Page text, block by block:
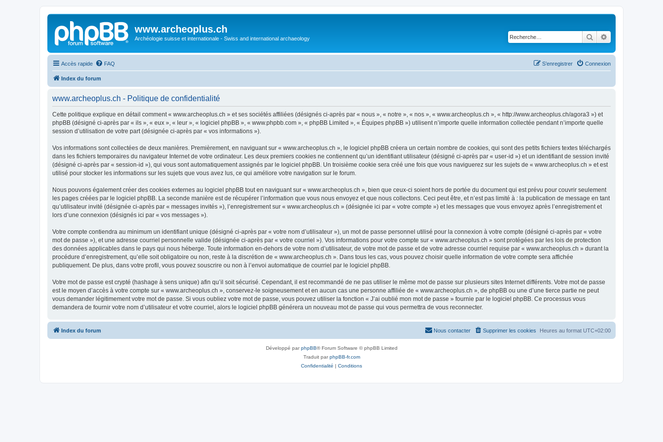
www.archeoplus.ch
Archéologie suisse et internationale - Swiss and international archaeology Rechercher
Accès rapide FAQ Connexion
S’enregistrer
Index du forum
www.archeoplus.ch - Politique de confidentialité
Cette politique explique en détail comment « www.archeoplus.ch » et ses sociétés affiliées (désignés ci-après par « nous », « notre », « nos », « www.archeoplus.ch », « http://www.archeoplus.ch/agora3 ») et
phpBB (désigné ci-après par « ils », « eux », « leur », « logiciel phpBB », « www.phpbb.com », « phpBB Limited », « Équipes phpBB ») utilisent n’importe quelle information collectée pendant n’importe quelle
session d’utilisation de votre part (désignée ci-après par « vos informations »).
Vos informations sont collectées de deux manières. Premièrement, en naviguant sur « www.archeoplus.ch », le logiciel phpBB créera un certain nombre de cookies, qui sont des petits fichiers textes téléchargés
dans les fichiers temporaires du navigateur Internet de votre ordinateur. Les deux premiers cookies ne contiennent qu’un identifiant utilisateur (désigné ci-après par « user-id ») et un identifiant de session invité
(désigné ci-après par « session-id »), qui vous sont automatiquement assignés par le logiciel phpBB. Un troisième cookie sera créé une fois que vous naviguerez sur les sujets de « www.archeoplus.ch » et est
utilisé pour stocker les informations sur les sujets que vous avez lus, ce qui améliore votre navigation sur le forum.
Nous pouvons également créer des cookies externes au logiciel phpBB tout en naviguant sur « www.archeoplus.ch », bien que ceux-ci soient hors de portée du document qui est prévu pour couvrir seulement
les pages créées par le logiciel phpBB. La seconde manière est de récupérer l’information que vous nous envoyez et que nous collectons. Ceci peut être, et n’est pas limité à : la publication de message en tant
qu’utilisateur invité (désignée ci-après par « messages invités »), l’enregistrement sur « www.archeoplus.ch » (désignée ici par « votre compte ») et les messages que vous envoyez après l’enregistrement et
lors d’une connexion (désignés ici par « vos messages »).
Votre compte contiendra au minimum un identifiant unique (désigné ci-après par « votre nom d’utilisateur »), un mot de passe personnel utilisé pour la connexion à votre compte (désigné ci-après par « votre
mot de passe »), et une adresse courriel personnelle valide (désignée ci-après par « votre courriel »). Vos informations pour votre compte sur « www.archeoplus.ch » sont protégées par les lois de protection
des données applicables dans le pays qui nous héberge. Toute information en-dehors de votre nom d’utilisateur, de votre mot de passe et de votre adresse courriel requise par « www.archeoplus.ch » durant la
procédure d’enregistrement, qu’elle soit obligatoire ou non, reste à la discrétion de « www.archeoplus.ch ». Dans tous les cas, vous pouvez choisir quelle information de votre compte sera affichée
publiquement. De plus, dans votre profil, vous pouvez souscrire ou non à l’envoi automatique de courriel par le logiciel phpBB.
Votre mot de passe est crypté (hashage à sens unique) afin qu’il soit sécurisé. Cependant, il est recommandé de ne pas utiliser le même mot de passe sur plusieurs sites Internet différents. Votre mot de passe
est le moyen d’accès à votre compte sur « www.archeoplus.ch », conservez-le soigneusement et en aucun cas une personne affiliée de « www.archeoplus.ch », de phpBB ou une d’une tierce partie ne peut
vous demander légitimement votre mot de passe. Si vous oubliez votre mot de passe, vous pouvez utiliser la fonction « J’ai oublié mon mot de passe » fournie par le logiciel phpBB. Ce processus vous
demandera de fournir votre nom d’utilisateur et votre courriel, alors le logiciel phpBB générera un nouveau mot de passe qui vous permettra de vous reconnecter.
Index du forum Heures au format UTC+02:00
Supprimer les cookies
Nous contacter
Développé parphpBB® Forum Software © phpBB Limited
Traduit parphpBB-fr.com
Confidentialité | Conditions